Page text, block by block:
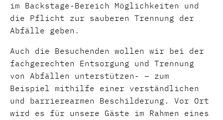
im Backstage-Bereich Möglichkeiten und
die Pflicht zur sauberen Trennung der
Abfälle geben.
Auch die Besuchenden wollen wir bei der
fachgerechten Entsorgung und Trennung
von Abfällen unterstützen- – zum
Beispiel mithilfe einer verständlichen
und barrierearmen Beschilderung. Vor Ort
wird es für unsere Gäste im Rahmen eines